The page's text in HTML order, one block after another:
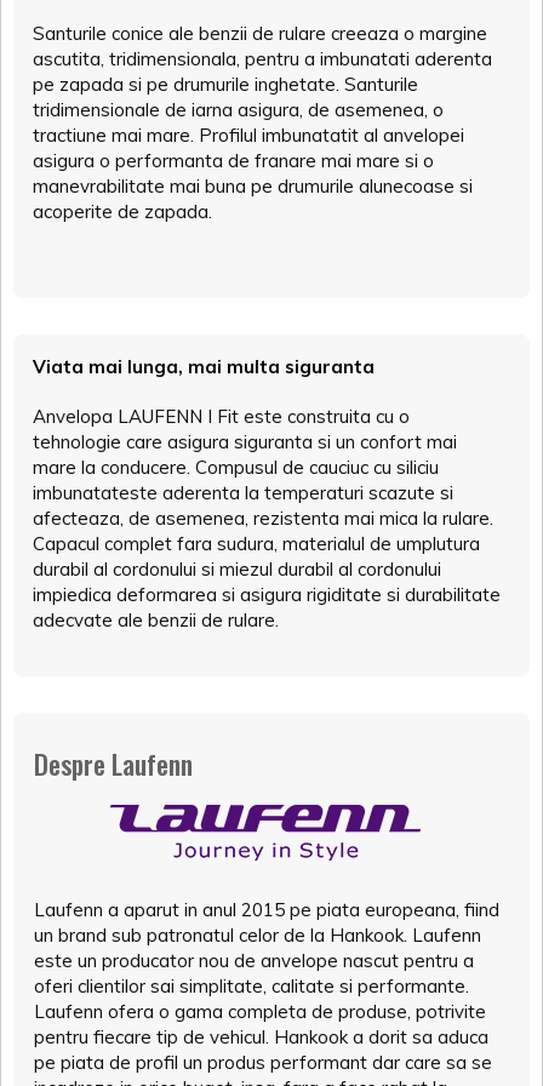
Santurile conice ale benzii de rulare creeaza o margine
ascutita, tridimensionala, pentru a imbunatati aderenta
pe zapada si pe drumurile inghetate. Santurile
tridimensionale de iarna asigura, de asemenea, o
tractiune mai mare. Profilul imbunatatit al anvelopei
asigura o performanta de franare mai mare si o
manevrabilitate mai buna pe drumurile alunecoase si
acoperite de zapada.
Viata mai lunga, mai multa siguranta
Anvelopa LAUFENN I Fit este construita cu o
tehnologie care asigura siguranta si un confort mai
mare la conducere. Compusul de cauciuc cu siliciu
imbunatateste aderenta la temperaturi scazute si
afecteaza, de asemenea, rezistenta mai mica la rulare.
Capacul complet fara sudura, materialul de umplutura
durabil al cordonului si miezul durabil al cordonului
impiedica deformarea si asigura rigiditate si durabilitate
adecvate ale benzii de rulare.
Despre Laufenn
Laufenn a aparut in anul 2015 pe piata europeana, fiind
un brand sub patronatul celor de la Hankook. Laufenn
este un producator nou de anvelope nascut pentru a
oferi clientilor sai simplitate, calitate si performante.
Laufenn ofera o gama completa de produse, potrivite
pentru fiecare tip de vehicul. Hankook a dorit sa aduca
pe piata de profil un produs performant dar care sa se